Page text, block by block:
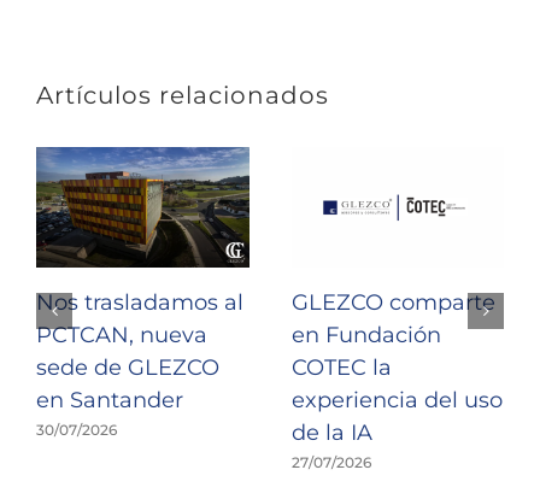
Artículos relacionados
Nos trasladamos al
PCTCAN, nueva
sede de GLEZCO
en Santander
30/07/2026
GLEZCO comparte
en Fundación
COTEC la
experiencia del uso
de la IA
27/07/2026